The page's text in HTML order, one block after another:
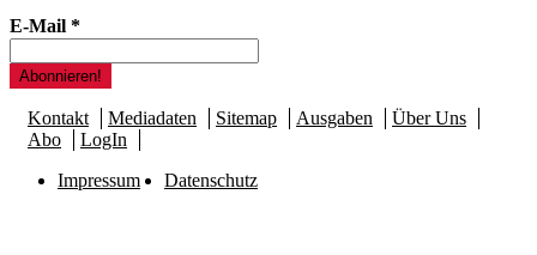
E-Mail *
Kontakt Mediadaten Sitemap Ausgaben
Über Uns
Abo
LogIn
Impressum
Datenschutz